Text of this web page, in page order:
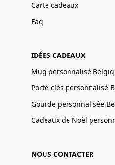
Carte cadeaux
Faq
IDÉES CADEAUX
Mug personnalisé
NOUS CONTACTER